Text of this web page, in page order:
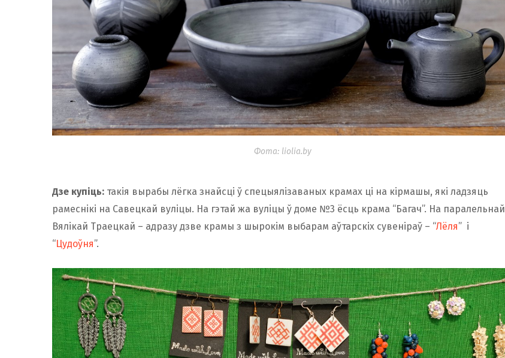
Фота: liolia.by
Дзе купіць: такія вырабы лёгка знайсці ў спецыялізаваных крамах ці на кірмашы, які ладзяць
рамеснікі на Савецкай вуліцы. На гэтай жа вуліцы ў доме №3 ёсць крама “Багач”. На паралельнай
Вялікай Траецкай – адразу дзве крамы з шырокім выбарам аўтарскіх сувеніраў – “Лёля” і
“Цудоўня”.